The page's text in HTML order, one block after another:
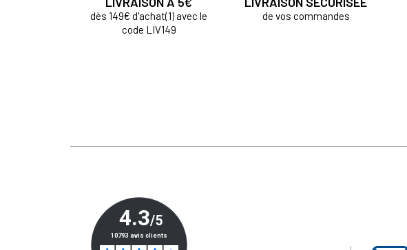
dès 149€ d'achat(1) avec le
code LIV149
de vos commandes